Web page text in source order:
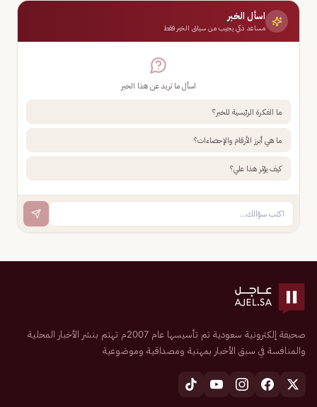
اسأل الخبر
مساعد ذكي يجيب من سياق الخبر فقط
اسأل ما تريد عن هذا الخبر
ما الفكرة الرئيسية للخبر؟
ما هي أبرز الأرقام والإحصاءات؟
كيف يؤثر هذا علي؟
صحيفة إلكترونية سعودية تم تأسيسها عام 2007م تهتم بنشر الأخبار المحلية
والمنافسة في سبق الأخبار بمهنية ومصداقية وموضوعية